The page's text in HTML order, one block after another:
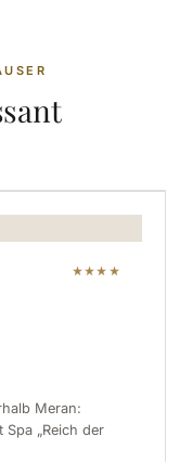
★★★★
Meran:
„Reich der